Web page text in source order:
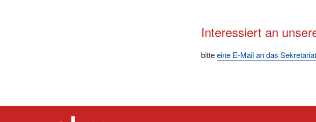
Interessiert an
bitteeine E-Mail an das